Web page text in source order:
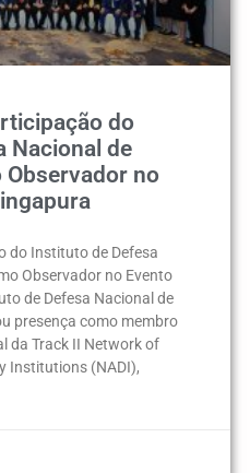
do
Nacional de
no
do Instituto de Defesa
Observador no Evento
de Defesa Nacional de
presença como membro
da Track II Network of
Institutions (NADI),